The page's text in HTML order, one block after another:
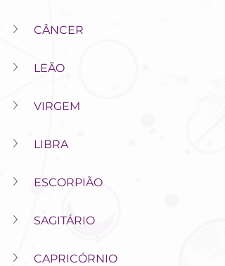
CÂNCER
LEÃO
VIRGEM
LIBRA
ESCORPIÃO
SAGITÁRIO
CAPRICÓRNIO